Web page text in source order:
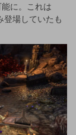
に。これは
登場していたも